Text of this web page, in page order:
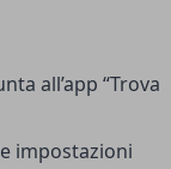
all’app “Trova
impostazioni